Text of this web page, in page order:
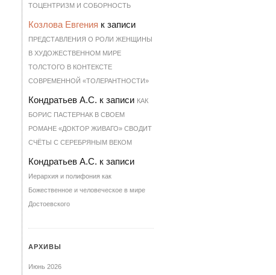
ТО­ЦЕН­Т­РИЗМ И СО­БОР­НОСТЬ
Козлова Евгения к записи
ПРЕДСТАВЛЕНИЯ О РОЛИ ЖЕНЩИНЫ
В ХУДОЖЕСТВЕННОМ МИРЕ
ТОЛСТОГО В КОНТЕКСТЕ
СОВРЕМЕННОЙ «ТОЛЕРАНТНОСТИ»
Кондратьев А.С. к записи КАК
БОРИС ПАСТЕРНАК В СВОЕМ
РОМАНЕ «ДОКТОР ЖИВАГО» СВОДИТ
СЧЁТЫ С СЕРЕБРЯНЫМ ВЕКОМ
Кондратьев А.С. к записи
Иерархия и полифония как
Божественное и человеческое в мире
Достоевского
АРХИВЫ
Июнь 2026